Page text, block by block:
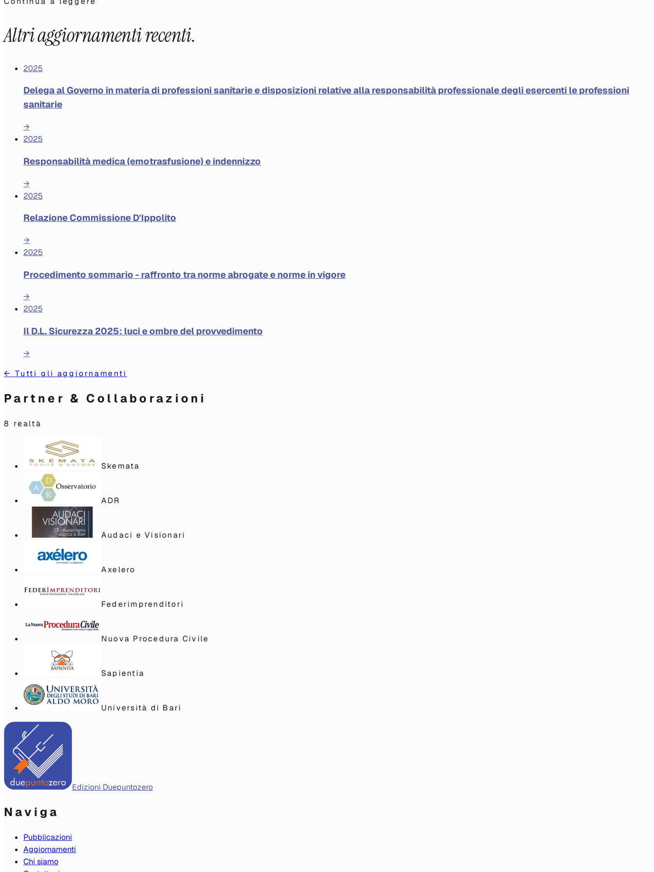
Altri aggiornamenti recenti.
2025
Delega al Governo in materia di professioni sanitarie e disposizioni relative alla responsabilità professionale degli esercenti le professioni
sanitarie
→
2025
Responsabilità medica (emotrasfusione) e indennizzo
→
2025
Relazione Commissione D'Ippolito
→
2025
Procedimento sommario - raffronto tra norme abrogate e norme in vigore
→
2025
Il D.L. Sicurezza 2025: luci e ombre del provvedimento
→
← Tutti gli aggiornamenti
Partner & Collaborazioni
8 realtà
Skemata
ADR
Audaci e Visionari
Axelero
Federimprenditori
Nuova Procedura Civile
Sapientia
Università di Bari
Edizioni Duepuntozero
Naviga
Pubblicazioni
Aggiornamenti
Chi siamo